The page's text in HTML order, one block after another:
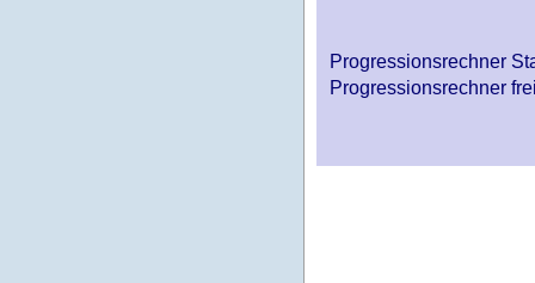
Progressionsrechner
Progressionsrechner